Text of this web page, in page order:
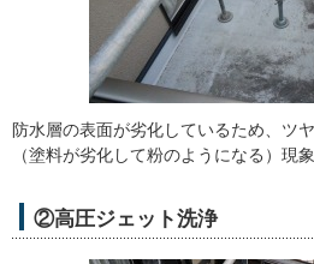
防水層の表面が劣化しているため、ツ
（塗料が劣化して粉のようになる）現
②高圧ジェット洗浄